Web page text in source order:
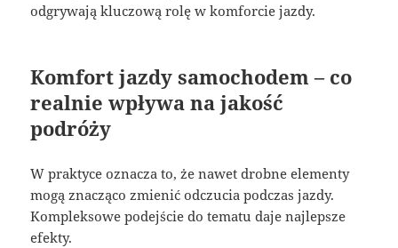
odgrywają kluczową rolę w komforcie jazdy.
Komfort jazdy samochodem – co
realnie wpływa na jakość
podróży
W praktyce oznacza to, że nawet drobne elementy
mogą znacząco zmienić odczucia podczas jazdy.
Kompleksowe podejście do tematu daje najlepsze
efekty.